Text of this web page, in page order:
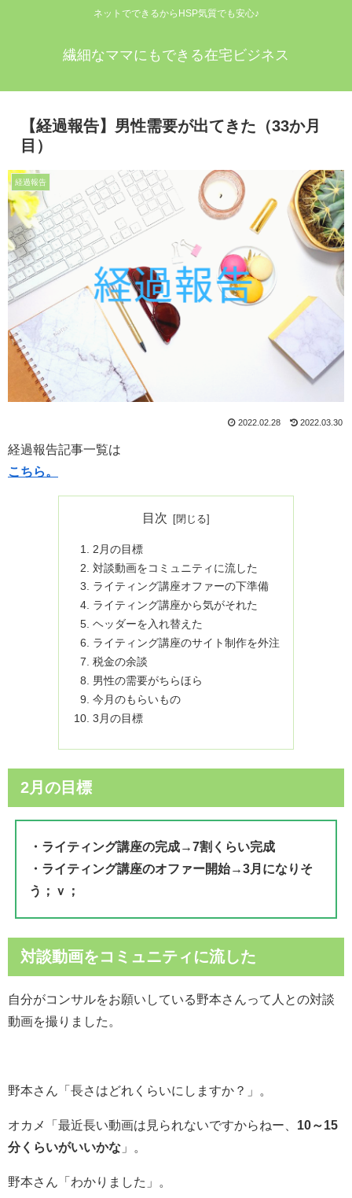
ネットでできるからHSP気質でも安心♪
繊細なママにもできる在宅ビジネス
【経過報告】男性需要が出てきた（33か月
目）
経過報告
2022.02.28 2022.03.30
経過報告記事一覧は
こちら。
目次
2月の目標
対談動画をコミュニティに流した
ライティング講座オファーの下準備
ライティング講座から気がそれた
ヘッダーを入れ替えた
ライティング講座のサイト制作を外注
税金の余談
男性の需要がちらほら
今月のもらいもの
3月の目標
2月の目標
・ライティング講座の完成→7割くらい完成
・ライティング講座のオファー開始→3月になりそ
う；ｖ；
対談動画をコミュニティに流した
自分がコンサルをお願いしている野本さんって人との対談
動画を撮りました。
野本さん「長さはどれくらいにしますか？」。
オカメ「最近長い動画は見られないですからねー、 10～15
分くらいがいいかな 」。
野本さん「わかりました」。